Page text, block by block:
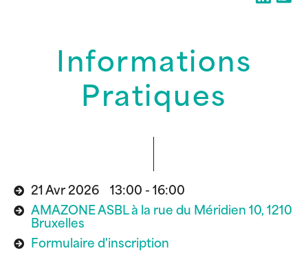
Informations
Pratiques
21 Avr 2026 13:00 - 16:00
AMAZONE ASBL à la rue du Méridien 10, 1210
Bruxelles
Formulaire d'inscription